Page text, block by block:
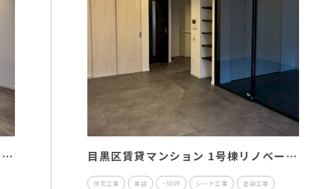
目黒区賃貸マンション 1号棟リノベー
住宅工事 美装 ~50坪 シート工事 塗装工事